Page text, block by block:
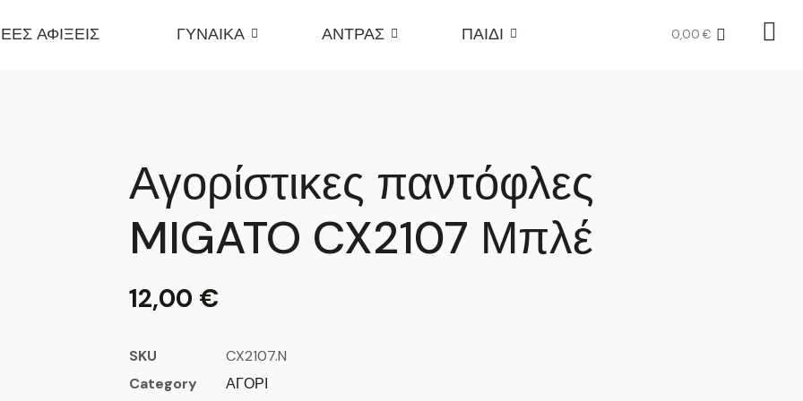
ΑΦΙΞΕΙΣ ΓΥΝΑΙΚΑ ΑΝΤΡΑΣ ΠΑΙΔΙ 0,00€
Αγορίστικες παντόφλες
MIGATO CX2107 Μπλέ
12,00 €
SKU
CX2107.N
Category
ΑΓΟΡΙ